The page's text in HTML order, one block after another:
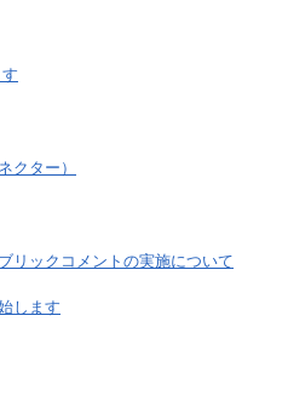
クター）
リックコメントの実施について
します